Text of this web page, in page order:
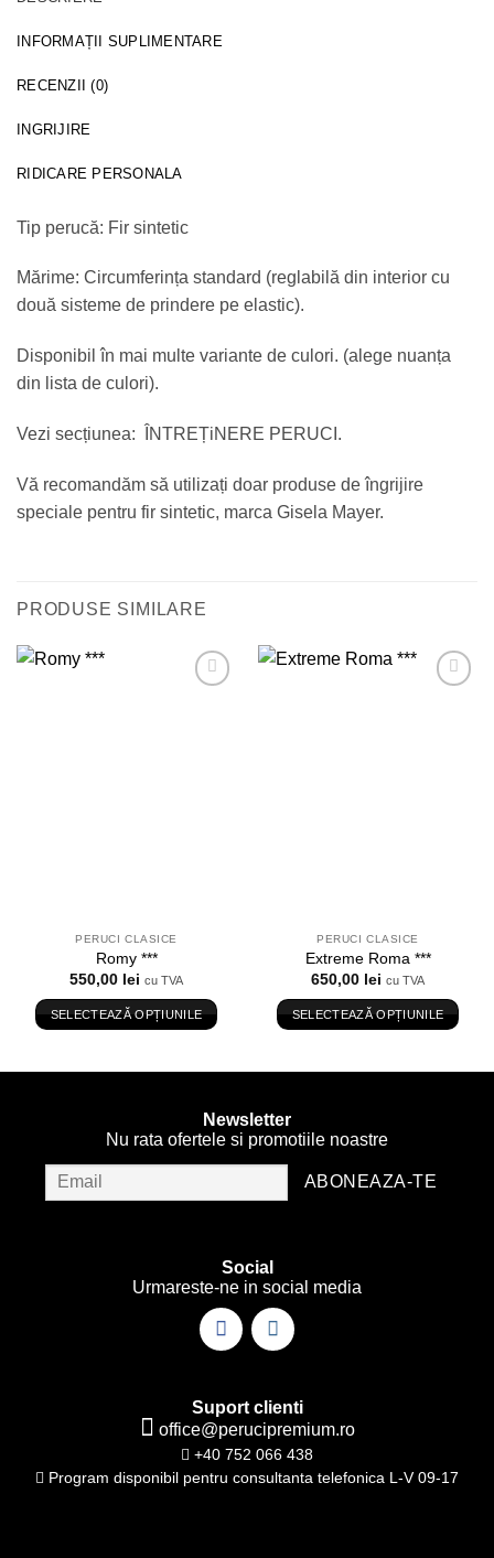
INFORMAȚII SUPLIMENTARE
RECENZII (0)
INGRIJIRE
RIDICARE PERSONALA
Tip perucă: Fir sintetic
Mărime: Circumferința standard (reglabilă din interior cu
două sisteme de prindere pe elastic).
Disponibil în mai multe variante de culori. (alege nuanța
din lista de culori).
Vezi secțiunea: ÎNTREȚiNERE PERUCI.
Vă recomandăm să utilizați doar produse de îngrijire
speciale pentru fir sintetic, marca Gisela Mayer.
PRODUSE SIMILARE
PERUCI CLASICE
Romy ***
550,00 lei cu TVA
SELECTEAZĂ OPȚIUNILE
multe
pot
pagina
produsului.
PERUCI CLASICE
Extreme Roma ***
650,00 lei cu TVA
SELECTEAZĂ OPȚIUNILE
multe
Opțiunile
Newsletter
Nu rata ofertele si promotiile noastre
Social
Urmareste-ne in social media
Suport clienti
office@perucipremium.ro
+40 752 066 438
Program disponibil pentru consultanta telefonica L-V 09-17